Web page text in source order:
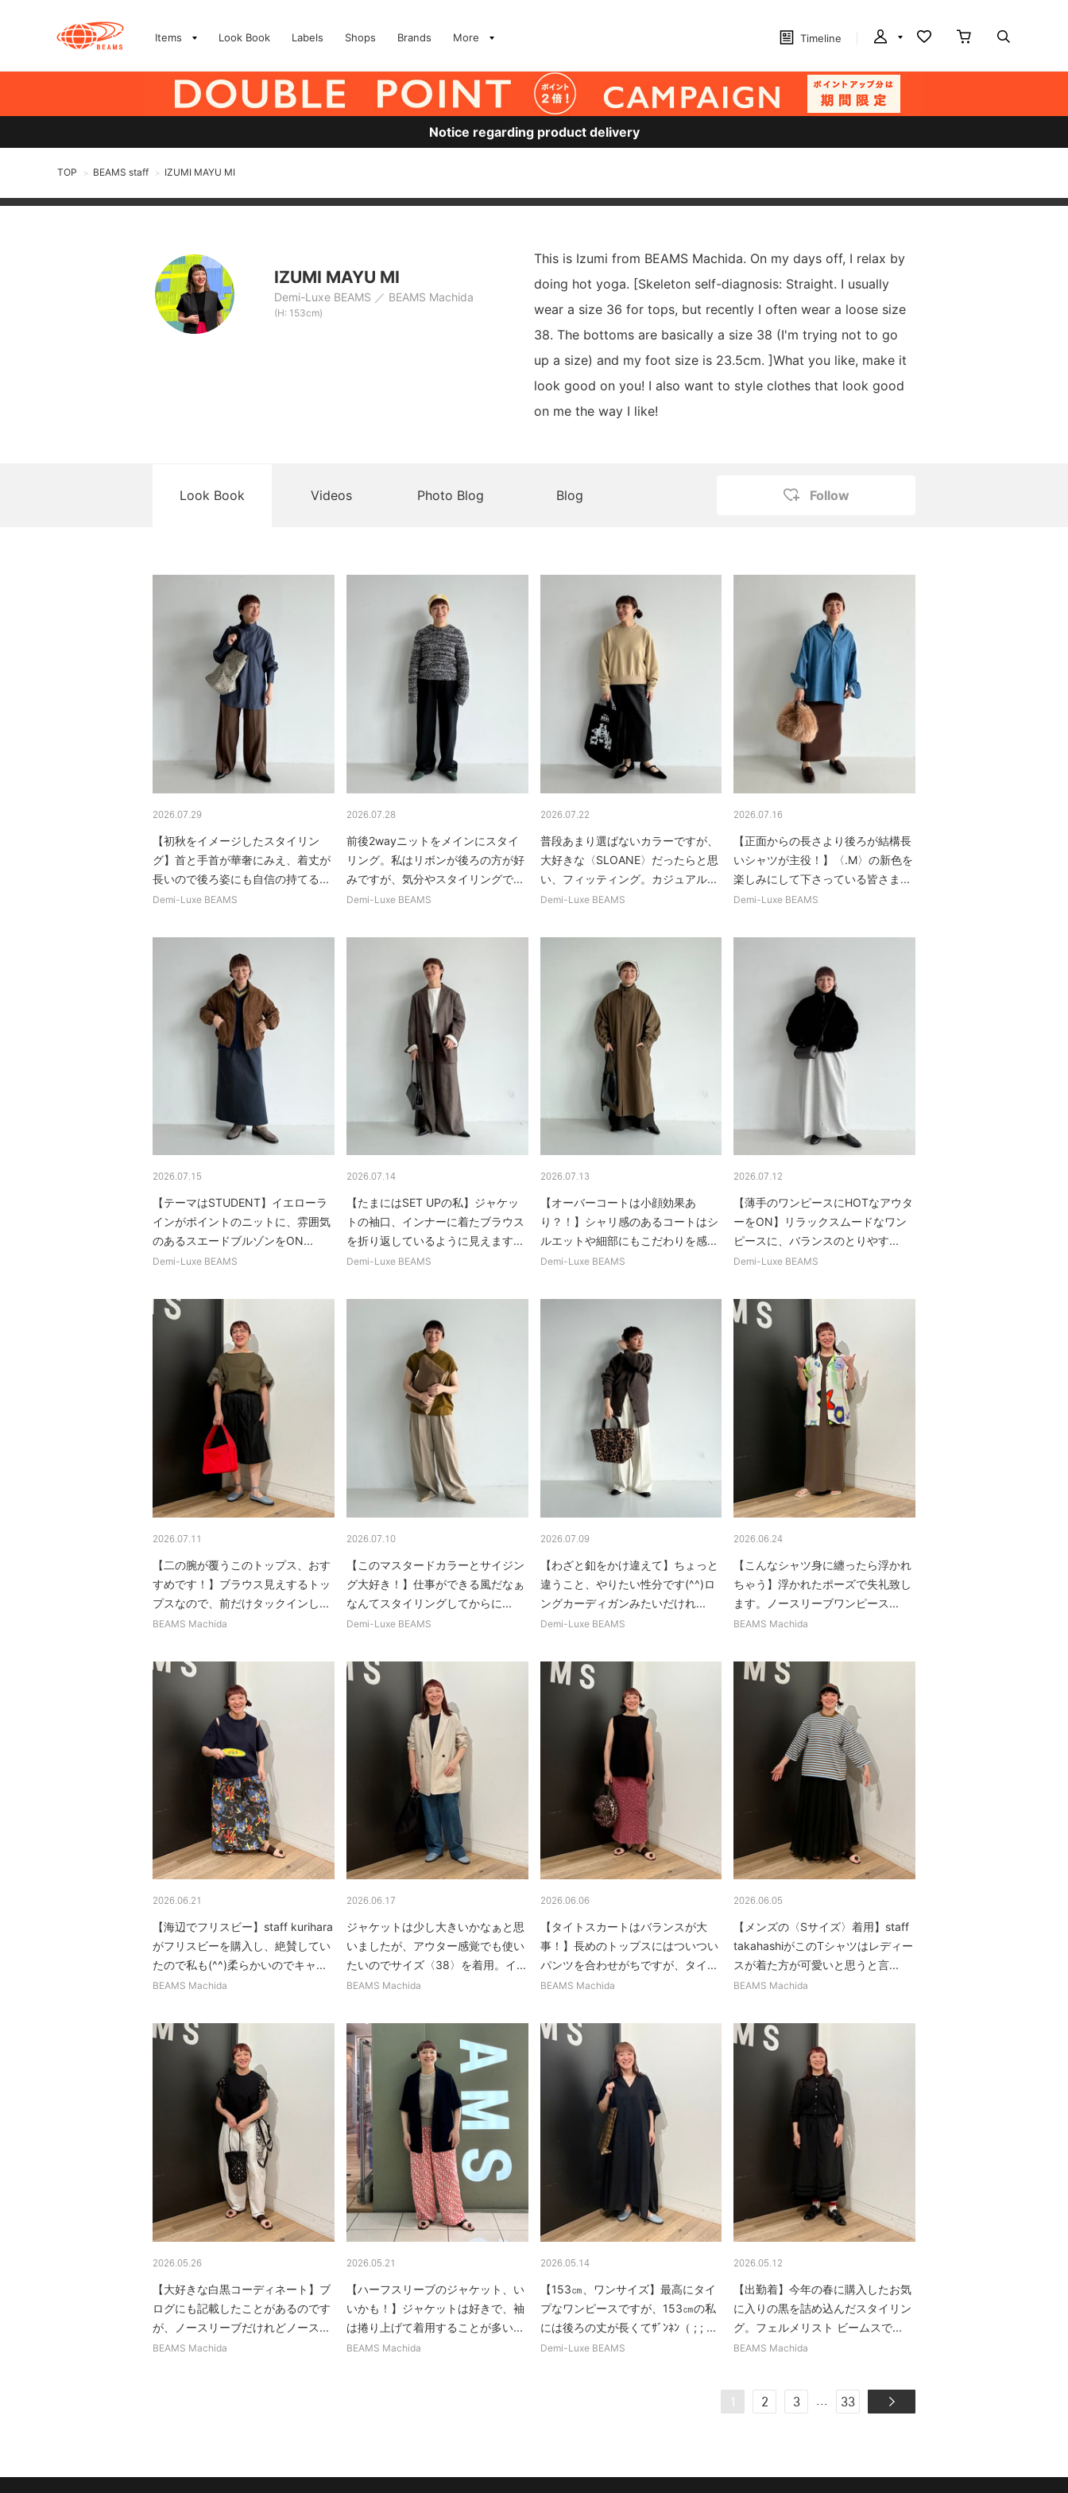
Items Look Book Labels Shops Brands More Timeline
Notice regarding product delivery
TOP > BEAMS staff > IZUMI MAYU MI
IZUMI MAYU MI
Demi-Luxe BEAMS BEAMS Machida
(H: 153cm)
This is Izumi from BEAMS Machida. On my days off, I relax by
doing hot yoga. [Skeleton self-diagnosis: Straight. I usually
wear a size 36 for tops, but recently I often wear a loose size
38. The bottoms are basically a size 38 (I'm trying not to go
up a size) and my foot size is 23.5cm. ]What you like, make it
look good on you! I also want to style clothes that look good
on me the way I like!
Look Book Videos Photo Blog Blog Follow
2026.07.29
【初秋をイメージしたスタイリン
グ】首と手首が華奢にみえ、着丈が
長いので後ろ姿にも自信の持てる...
Demi-Luxe BEAMS
2026.07.28
前後2wayニットをメインにスタイ
リング。私はリボンが後ろの方が好
みですが、気分やスタイリングで...
Demi-Luxe BEAMS
2026.07.22
普段あまり選ばないカラーですが、
大好きな〈SLOANE〉だったらと思
い、フィッティング。カジュアル...
Demi-Luxe BEAMS
2026.07.16
【正面からの長さより後ろが結構長
いシャツが主役！】〈.M〉の新色を
楽しみにして下さっている皆さま...
Demi-Luxe BEAMS
2026.07.15
【テーマはSTUDENT】イエローラ
インがポイントのニットに、雰囲気
のあるスエードブルゾンをON...
Demi-Luxe BEAMS
2026.07.14
【たまにはSET UPの私】ジャケッ
トの袖口、インナーに着たブラウス
を折り返しているように見えます...
Demi-Luxe BEAMS
2026.07.13
【オーバーコートは小顔効果あ
り？！】シャリ感のあるコートはシ
ルエットや細部にもこだわりを感...
Demi-Luxe BEAMS
2026.07.12
【薄手のワンピースにHOTなアウタ
ーをON】リラックスムードなワン
ピースに、バランスのとりやす...
Demi-Luxe BEAMS
2026.07.11
【二の腕が覆うこのトップス、おす
すめです！】ブラウス見えするトッ
プスなので、前だけタックインし...
BEAMS Machida
2026.07.10
【このマスタードカラーとサイジン
グ大好き！】仕事ができる風だなぁ
なんてスタイリングしてからに...
Demi-Luxe BEAMS
2026.07.09
【わざと釦をかけ違えて】ちょっと
違うこと、やりたい性分です(^^)ロ
ングカーディガンみたいだけれ...
Demi-Luxe BEAMS
2026.06.24
【こんなシャツ身に纏ったら浮かれ
ちゃう】浮かれたポーズで失礼致し
ます。ノースリーブワンピース...
BEAMS Machida
2026.06.21
【海辺でフリスビー】staff kurihara
がフリスビーを購入し、絶賛してい
たので私も(^^)柔らかいのでキャ...
BEAMS Machida
2026.06.17
ジャケットは少し大きいかなぁと思
いましたが、アウター感覚でも使い
たいのでサイズ〈38〉を着用。イ...
BEAMS Machida
2026.06.06
【タイトスカートはバランスが大
事！】長めのトップスにはついつい
パンツを合わせがちですが、タイ...
BEAMS Machida
2026.06.05
【メンズの〈Sサイズ〉着用】staff
takahashiがこのTシャツはレディー
スが着た方が可愛いと思うと言...
BEAMS Machida
2026.05.26
【大好きな白黒コーディネート】ブ
ログにも記載したことがあるのです
が、ノースリーブだけれどノース...
BEAMS Machida
2026.05.21
【ハーフスリーブのジャケット、い
いかも！】ジャケットは好きで、袖
は捲り上げて着用することが多い...
BEAMS Machida
2026.05.14
【153㎝、ワンサイズ】最高にタイ
プなワンピースですが、153㎝の私
には後ろの丈が長くてｻﾞﾝﾈﾝ（ ; ; ...
Demi-Luxe BEAMS
2026.05.12
【出勤着】今年の春に購入したお気
に入りの黒を詰め込んだスタイリン
グ。フェルメリスト ビームスで...
BEAMS Machida
1 2 3 ... 33